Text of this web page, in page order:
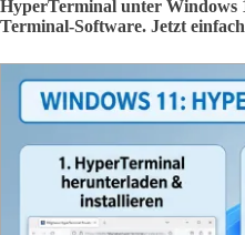
HyperTerminal unter Windows
Terminal-Software. Jetzt